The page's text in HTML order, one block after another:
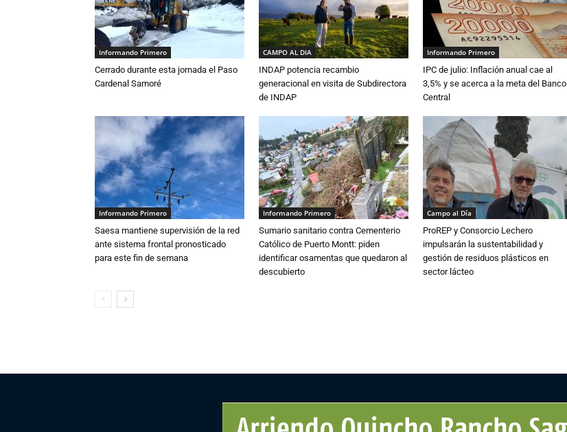
Informando Primero
Cerrado durante esta jornada el Paso
Cardenal Samoré
CAMPO AL DIA
INDAP potencia recambio
generacional en visita de Subdirectora
de INDAP
Informando Primero
IPC de julio: Inflación anual cae al
3,5% y se acerca a la meta del Banco
Central
Informando Primero
Saesa mantiene supervisión de la red
ante sistema frontal pronosticado
para este fin de semana
Informando Primero
Sumario sanitario contra Cementerio
Católico de Puerto Montt: piden
identificar osamentas que quedaron al
descubierto
Campo al Día
ProREP y Consorcio Lechero
impulsarán la sustentabilidad y
gestión de residuos plásticos en
sector lácteo